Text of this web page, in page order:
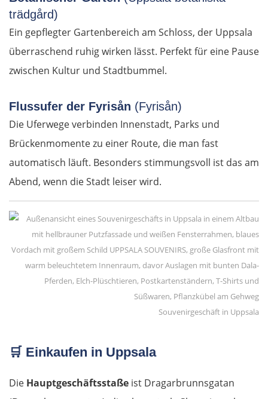
trädgård)
Ein gepflegter Gartenbereich am Schloss, der Uppsala
überraschend ruhig wirken lässt. Perfekt für eine Pause
zwischen Kultur und Stadtbummel.
Flussufer der Fyrisån (Fyrisån)
Die Uferwege verbinden Innenstadt, Parks und
Brückenmomente zu einer Route, die man fast
automatisch läuft. Besonders stimmungsvoll ist das am
Abend, wenn die Stadt leiser wird.
Souvenirgeschäft in Uppsala
🛒 Einkaufen in Uppsala
Die Hauptgeschäftsstaße ist Dragarbrunnsgatan
Rosenheim
Österreich
Vöcklabruck
Linz
Amstetten
Wien